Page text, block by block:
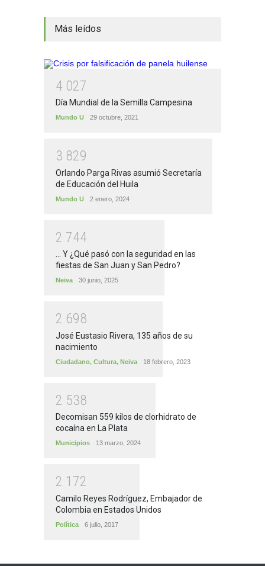
Más leídos
4 027
Día Mundial de la Semilla Campesina
Mundo U 29 octubre, 2021
3 829
Orlando Parga Rivas asumió Secretaría
de Educación del Huila
Mundo U 2 enero, 2024
2 744
... Y ¿Qué pasó con la seguridad en las
fiestas de San Juan y San Pedro?
Neiva 30 junio, 2025
2 698
José Eustasio Rivera, 135 años de su
nacimiento
Ciudadano, Cultura, Neiva 18 febrero, 2023
2 538
Decomisan 559 kilos de clorhidrato de
cocaína en La Plata
Municipios 13 marzo, 2024
2 1 72
Camilo Reyes Rodríguez, Embajador de
Colombia en Estados Unidos
Política 6 julio, 2017